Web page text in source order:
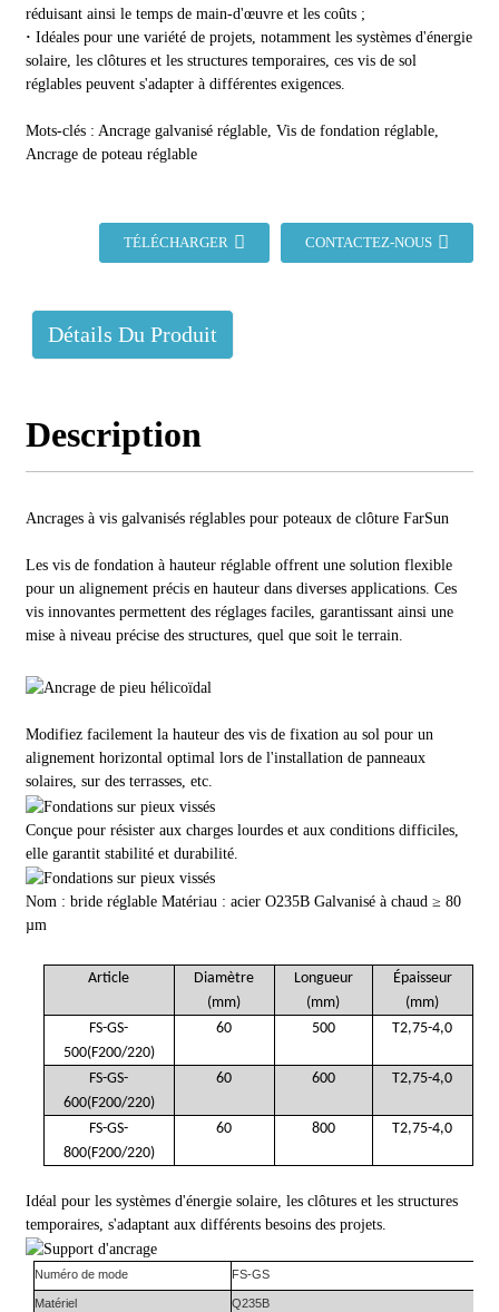
réduisant ainsi le temps de main-d'œuvre et les coûts ;
· Idéales pour une variété de projets, notamment les systèmes d'énergie
solaire, les clôtures et les structures temporaires, ces vis de sol
réglables peuvent s'adapter à différentes exigences.
Mots-clés : Ancrage galvanisé réglable, Vis de fondation réglable,
Ancrage de poteau réglable
TÉLÉCHARGER CONTACTEZ-NOUS
Détails Du Produit
Description
Ancrages à vis galvanisés réglables pour poteaux de clôture FarSun
Les vis de fondation à hauteur réglable offrent une solution flexible
pour un alignement précis en hauteur dans diverses applications. Ces
vis innovantes permettent des réglages faciles, garantissant ainsi une
mise à niveau précise des structures, quel que soit le terrain.
Modifiez facilement la hauteur des vis de fixation au sol pour un
alignement horizontal optimal lors de l'installation de panneaux
solaires, sur des terrasses, etc.
Conçue pour résister aux charges lourdes et aux conditions difficiles,
elle garantit stabilité et durabilité.
Nom : bride réglable Matériau : acier O235B Galvanisé à chaud ≥ 80
µm
Article
Diamètre
(mm)
Longueur
(mm)
Épaisseur
(mm)
FS-GS-
500(F200/220)
60 500 T2,75-4,0
FS-GS-
600(F200/220)
60 600 T2,75-4,0
FS-GS-
800(F200/220)
60 800 T2,75-4,0
Idéal pour les systèmes d'énergie solaire, les clôtures et les structures
temporaires, s'adaptant aux différents besoins des projets.
Numéro de mode FS-GS
Matériel Q235B